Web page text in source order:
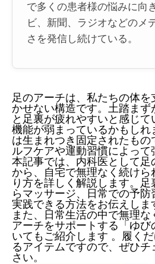
で多くの患者様の悩みに向
ビ、新聞、ラジオなどのメ
さを発信し続けている。
足のアーチは、私たちの体を
かせない構造です。土踏まず
と足裏が疲れやすいと感じ
機能が弱まっているかもしれ
は生まれつき固定されたもの
ルフケアや運動習慣によって
本記事では、内科医として足
から、自宅で無理なく続け
り方を詳しく解説します。
らマッサージ、日常での予
実践できる方法をお伝えしま
また、日常生活の中で無理
アーチをサポートする「ゆび
いてもご紹介します 。履く
るアイテムですので、ぜひ
さい。